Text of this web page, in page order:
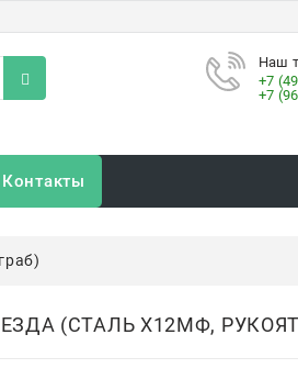
Наш
+7
+7
Контакты
(СТАЛЬ Х12МФ,